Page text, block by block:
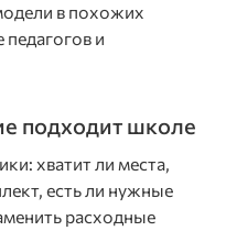
в похожих
и
подходит школе
хватит ли места,
есть ли нужные
расходные